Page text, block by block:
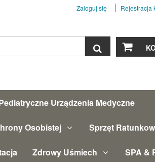
Zaloguj się Rejestracja
Szukaj
Urządzenia Medyczne
Osobistej Sprzęt
Zdrowy Uśmiech SPA &